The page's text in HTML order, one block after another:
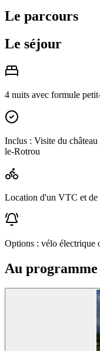
Le parcours
Le séjour
4 nuits avec formule
Inclus : Visite du
le-Rotrou
Location d'un VTC et de
Options : vélo électrique
Au programme